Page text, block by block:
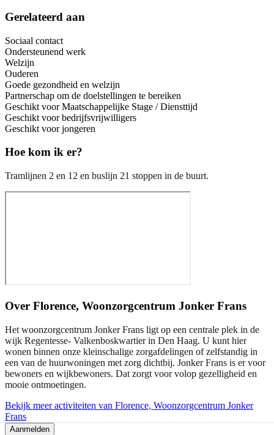
Gerelateerd aan
Sociaal contact
Ondersteunend werk
Welzijn
Ouderen
Goede gezondheid en welzijn
Partnerschap om de doelstellingen te bereiken
Geschikt voor Maatschappelijke Stage / Diensttijd
Geschikt voor bedrijfsvrijwilligers
Geschikt voor jongeren
Hoe kom ik er?
Tramlijnen 2 en 12 en buslijn 21 stoppen in de buurt.
Over Florence, Woonzorgcentrum Jonker Frans
Het woonzorgcentrum Jonker Frans ligt op een centrale plek in de
wijk Regentesse- Valkenboskwartier in Den Haag. U kunt hier
wonen binnen onze kleinschalige zorgafdelingen of zelfstandig in
een van de huurwoningen met zorg dichtbij. Jonker Frans is er voor
bewoners en wijkbewoners. Dat zorgt voor volop gezelligheid en
mooie ontmoetingen.
Bekijk meer activiteiten van Florence, Woonzorgcentrum Jonker
Frans
Aanmelden